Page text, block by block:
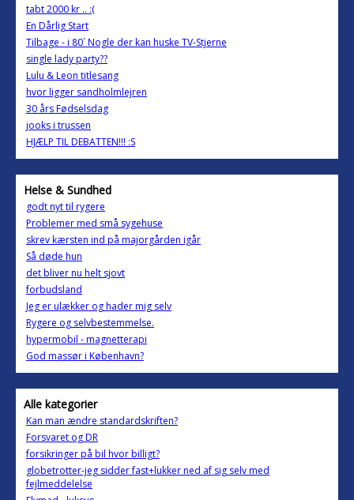
tabt 2000 kr .. :(
En Dårlig Start
Tilbage - i 80` Nogle der kan huske TV-Stjerne
single lady party??
Lulu & Leon titlesang
hvor ligger sandholmlejren
30 års Fødselsdag
jooks i trussen
HJÆLP TIL DEBATTEN!!! :S
Helse & Sundhed
godt nyt til rygere
Problemer med små sygehuse
skrev kærsten ind på majorgården igår
Så døde hun
det bliver nu helt sjovt
forbudsland
Jeg er ulækker og hader mig selv
Rygere og selvbestemmelse.
hypermobil - magnetterapi
God massør i København?
Alle kategorier
Kan man ændre standardskriften?
Forsvaret og DR
forsikringer på bil hvor billigt?
globetrotter-jeg sidder fast+lukker ned af sig selv med
fejlmeddelelse